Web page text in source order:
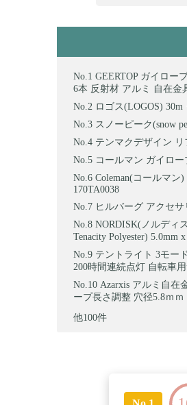
GEERTOP ガイロー
6本 反射材 アルミ 自在金
ロゴス(LOGOS)
スノーピーク(snow
テンマクデザイン リ
コールマン ガイロー
Coleman(コールマン
170TA0038
ヒルバーグ アクセ
NORDISK(ノルディ
Tenacity Polyester) 5.0mm
テントライト 3モー
200時間連続点灯 自転車
Azarxis アルミ自在
ープ長さ調整 穴径5.8ｍ
他100件